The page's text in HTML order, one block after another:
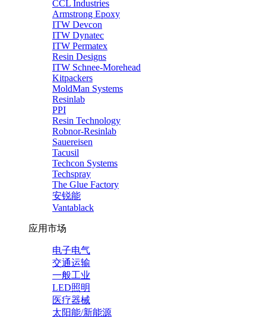
CCL Industries
Armstrong Epoxy
ITW Devcon
ITW Dynatec
ITW Permatex
Resin Designs
ITW Schnee-Morehead
Kitpackers
MoldMan Systems
Resinlab
PPI
Resin Technology
Robnor-Resinlab
Sauereisen
Tacusil
Techcon Systems
Techspray
The Glue Factory
安锐能
Vantablack
应用市场
电子电气
交通运输
一般工业
LED照明
医疗器械
太阳能/新能源